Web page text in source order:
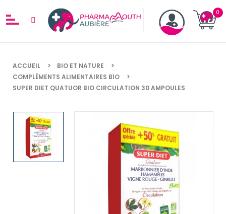
ACCUEIL
BIO ET NATURE
COMPLÉMENTS ALIMENTAIRES BIO
SUPER DIET QUATUOR BIO CIRCULATION 30 AMPOULES